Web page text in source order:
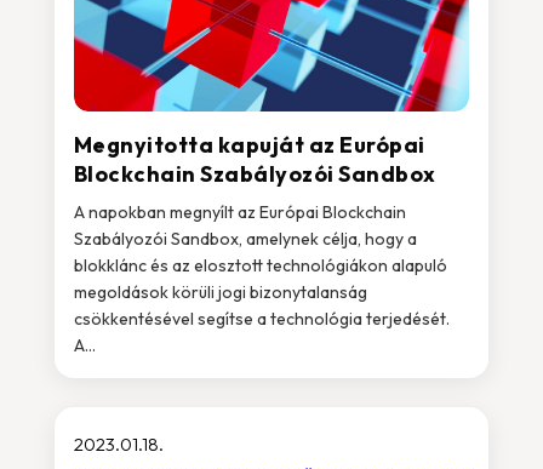
Megnyitotta kapuját az Európai
Blockchain Szabályozói Sandbox
A napokban megnyílt az Európai Blockchain
Szabályozói Sandbox, amelynek célja, hogy a
blokklánc és az elosztott technológiákon alapuló
megoldások körüli jogi bizonytalanság
csökkentésével segítse a technológia terjedését.
A...
2023.01.18.